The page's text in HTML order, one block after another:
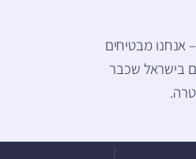
אנחנו מבטיחים
בישראל שכבר